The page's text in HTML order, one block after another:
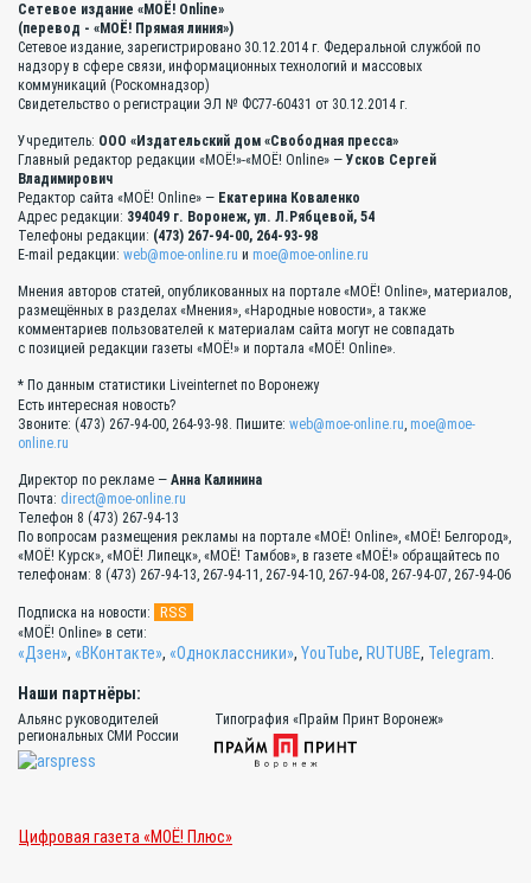
Сетевое издание «МОЁ! Online»
(перевод - «МОЁ! Прямая линия»)
Сетевое издание, зарегистрировано 30.12.2014 г. Федеральной службой по
надзору в сфере связи, информационных технологий и массовых
коммуникаций (Роскомнадзор)
Свидетельство о регистрации ЭЛ № ФС77-60431 от 30.12.2014 г.
Учредитель: ООО «Издательский дом «Свободная пресса»
Главный редактор редакции «МОЁ!»-«МОЁ! Online» — Усков Сергей
Владимирович
Редактор сайта «МОЁ! Online» — Екатерина Коваленко
Адрес редакции: 394049 г. Воронеж, ул. Л.Рябцевой, 54
Телефоны редакции: (473) 267-94-00, 264-93-98
E-mail редакции: web@moe-online.ru и moe@moe-online.ru
Мнения авторов статей, опубликованных на портале «МОЁ! Online», материалов,
размещённых в разделах «Мнения», «Народные новости», а также
комментариев пользователей к материалам сайта могут не совпадать
с позицией редакции газеты «МОЁ!» и портала «МОЁ! Online».
* По данным статистики Liveinternet по Воронежу
Есть интересная новость?
Звоните: (473) 267-94-00, 264-93-98. Пишите: web@moe-online.ru, moe@moe-
online.ru
Директор по рекламе — Анна Калинина
Почта: direct@moe-online.ru
Телефон 8 (473) 267-94-13
По вопросам размещения рекламы на портале «МОЁ! Online», «МОЁ! Белгород»,
«МОЁ! Курск», «МОЁ! Липецк», «МОЁ! Тамбов», в газете «МОЁ!» обращайтесь по
телефонам: 8 (473) 267-94-13, 267-94-11, 267-94-10, 267-94-08, 267-94-07, 267-94-06
Подписка на новости: RSS
«МОЁ! Online» в сети:
«Дзен», «ВКонтакте», «Одноклассники», YouTube, RUTUBE, Telegram.
Наши партнёры:
Альянс руководителей
региональных СМИ России
Типография «Прайм Принт Воронеж»
Цифровая газета «МОЁ! Плюс»